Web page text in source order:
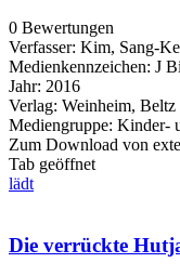
0 Bewertungen
Verfasser: Kim, Sang-
Medienkennzeichen: J
Jahr: 2016
Verlag: Weinheim,
Mediengruppe: Kinder-
Zum Download von
Tab geöffnet
lädt
Die verrückte